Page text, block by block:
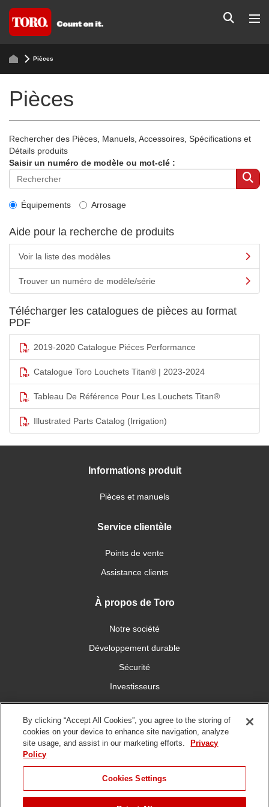
Pièces
Pièces
Rechercher des Pièces, Manuels, Accessoires, Spécifications et
Détails produits
Saisir un numéro de modèle ou mot-clé :
Équipements Arrosage
Aide pour la recherche de produits
Voir la liste des modèles
Trouver un numéro de modèle/série
Télécharger les catalogues de pièces au format
PDF
2019-2020 Catalogue Piéces Performance
Catalogue Toro Louchets Titan® | 2023-2024
Tableau De Référence Pour Les Louchets Titan®
Illustrated Parts Catalog (Irrigation)
Informations produit
Pièces et manuels
Service clientèle
Points de vente
Assistance clients
À propos de Toro
Notre société
Développement durable
Sécurité
Investisseurs
Carrières
Connectez-vous avec nous
By clicking “Accept All Cookies”, you agree to the storing of
cookies on your device to enhance site navigation, analyze
site usage, and assist in our marketing efforts.
Privacy
Policy
Cookies Settings